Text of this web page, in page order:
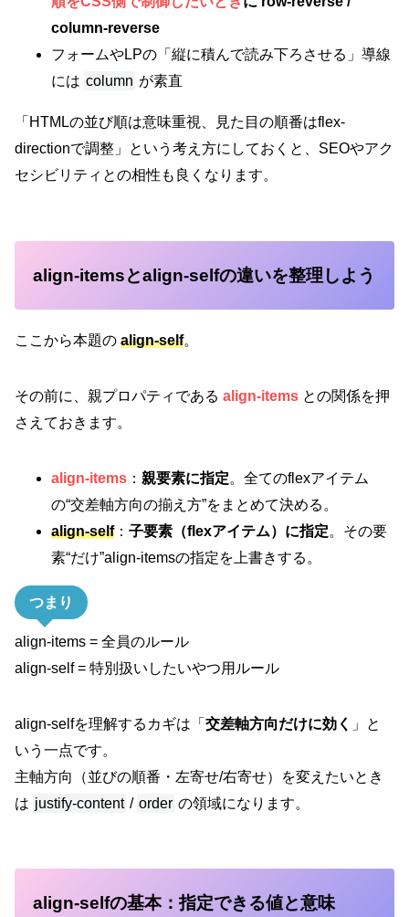
column-reverse
フォームやLPの「縦に積んで読み下ろさせる」導線
には column が素直
「HTMLの並び順は意味重視、見た目の順番はflex-
directionで調整」という考え方にしておくと、SEOやアク
セシビリティとの相性も良くなります。
align-itemsとalign-selfの違いを整理しよう
ここから本題の align-self。
その前に、親プロパティである align-items との関係を押
さえておきます。
align-items ： 親要素に指定。全てのflexアイテム
の“交差軸方向の揃え方”をまとめて決める。
align-self： 子要素（flexアイテム）に指定。その要
素“だけ”align-itemsの指定を上書きする。
つまり
align-items = 全員のルール
align-self = 特別扱いしたいやつ用ルール
align-selfを理解するカギは「 交差軸方向だけに効く 」と
いう一点です。
主軸方向（並びの順番・左寄せ/右寄せ）を変えたいとき
は justify-content / order の領域になります。
align-selfの基本：指定できる値と意味